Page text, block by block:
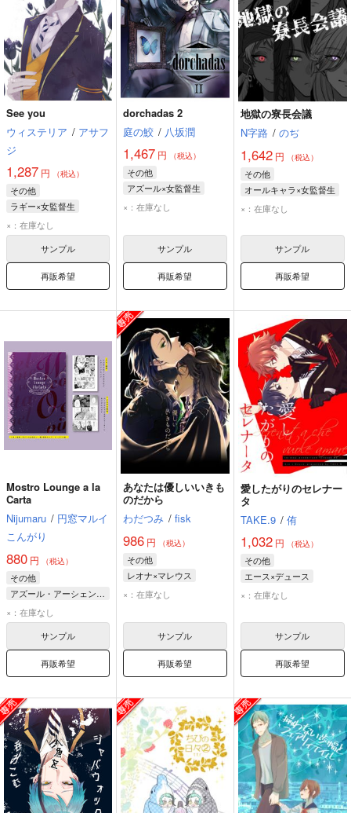
See you
ウィステリア / アサフ
ジ
1,287 円 （税込）
その他
ラギー×女監督生
ラギー・ブッチ
女監督生
×：在庫なし
サンプル
再販希望
dorchadas 2
庭の鮫 / 八坂潤
1,467 円 （税込）
その他
アズール×女監督生
フロイド・リーチ
×：在庫なし
サンプル
再販希望
地獄の寮長会議
N字路 / のぢ
1,642円 （税込）
その他
オールキャラ×女監督生
女監督生
×：在庫なし
サンプル
再販希望
Mostro Lounge a la
Carta
Nijumaru / 円窓マルイ
こんがり
880 円 （税込）
その他
アズール・アーシェングロット
ジェイド・リーチ
フロイド・リーチ
×：在庫なし
サンプル
再販希望
あなたは優しいいきも
のだから
わだつみ / fisk
986 円 （税込）
その他
レオナ×マレウス
マレウス・ドラコニア
×：在庫なし
サンプル
再販希望
愛したがりのセレナー
タ
TAKE.9 / 侑
1,032円 （税込）
その他
エース×デュース
エース・トラッポラ
×：在庫なし
サンプル
再販希望